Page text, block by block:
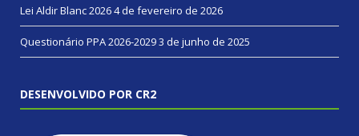
Lei Aldir Blanc 20264 de fevereiro de 2026
Questionário PPA 2026-20293 de junho de 2025
DESENVOLVIDO POR CR2